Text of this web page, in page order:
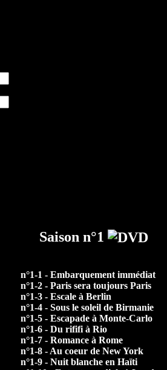
Saison n°1
n°1-1 - Embarquement immédiat
n°1-2 - Paris sera toujours Paris
n°1-3 - Escale à Berlin
n°1-4 - Sous le soleil de Birmanie
n°1-5 - Escapade à Monte-Carlo
n°1-6 - Du rififi à Rio
n°1-7 - Romance à Rome
n°1-8 - Au coeur de New York
n°1-9 - Nuit blanche en Haïti